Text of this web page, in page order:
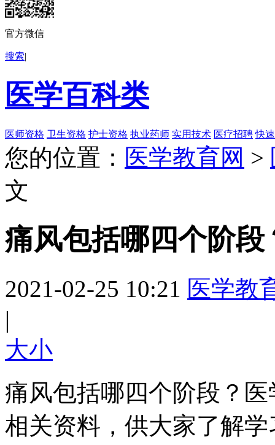
官方微信
搜索|
医学百科类
医师资格 卫生资格 护士资格 执业药师 实用技术 医疗招聘 快
您的位置： 医学教育网 >
文
痛风包括哪四个阶段
2021-02-25 10:21 医学教
|
大小
痛风包括哪四个阶段？
相关资料，供大家了解